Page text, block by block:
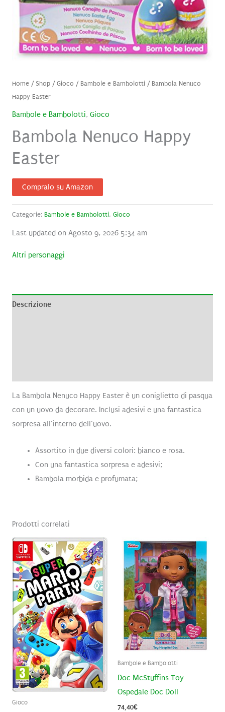
Home/ Shop/Gioco / Bambole e Bambolotti/ Bambola Nenuco
Happy Easter
Bambole e Bambolotti, Gioco
Bambola Nenuco Happy
Easter
Compralo su Amazon
Categorie: Bambole e Bambolotti, Gioco
Last updated on Agosto 9, 2026 5:34 am
Altri personaggi
Descrizione
La Bambola Nenuco Happy Easter è un coniglietto di pasqua
con un uovo da decorare. Inclusi adesivi e una fantastica
sorpresa all’interno dell’uovo.
Assortito in due diversi colori: bianco e rosa.
Con una fantastica sorpresa e adesivi;
Bambola morbida e profumata;
Prodotti correlati
Gioco
Bambole e Bambolotti
Doc McStuffins Toy
Ospedale Doc Doll
74,40€